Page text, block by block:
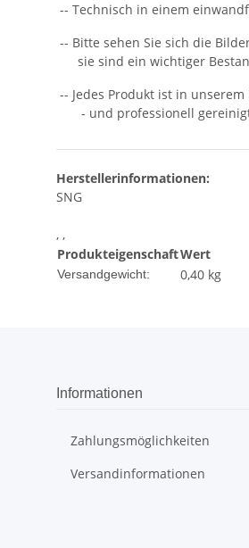
-- Technisch in einem
-- Bitte sehen Sie sich die
sie sind ein wichtiger
-- Jedes Produkt ist in
- und professionell
Herstellerinformationen:
SNG
, ,
ProdukteigenschaftWert
Versandgewicht: 0,40 kg
Informationen
Zahlungsmöglichkeiten
Versandinformationen